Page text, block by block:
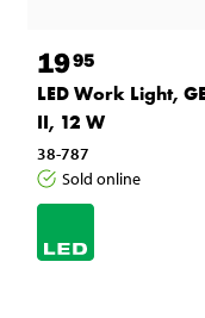
1995
LED Work Light,
II, 12 W
38-787
Sold online